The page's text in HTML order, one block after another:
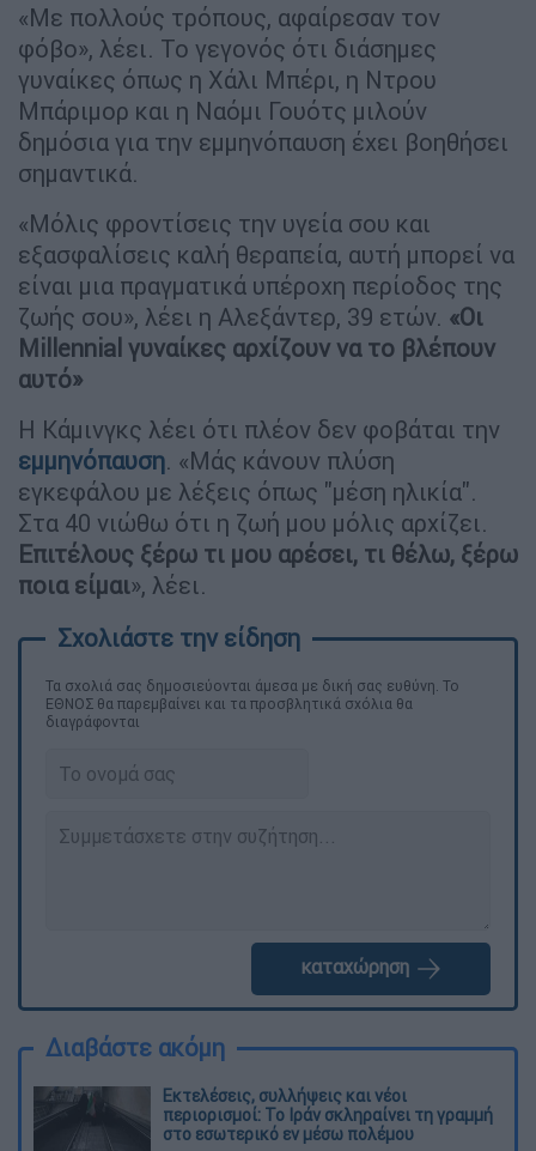
«Με πολλούς τρόπους, αφαίρεσαν τον
φόβο», λέει. Το γεγονός ότι διάσημες
γυναίκες όπως η Χάλι Μπέρι, η Ντρου
Μπάριμορ και η Ναόμι Γουότς μιλούν
δημόσια για την εμμηνόπαυση έχει βοηθήσει
σημαντικά.
«Μόλις φροντίσεις την υγεία σου και
εξασφαλίσεις καλή θεραπεία, αυτή μπορεί να
είναι μια πραγματικά υπέροχη περίοδος της
ζωής σου», λέει η Αλεξάντερ, 39 ετών. «Οι
Millennial γυναίκες αρχίζουν να το βλέπουν
αυτό»
Η Κάμινγκς λέει ότι πλέον δεν φοβάται την
εμμηνόπαυση. «Μάς κάνουν πλύση
εγκεφάλου με λέξεις όπως ''μέση ηλικία''.
Στα 40 νιώθω ότι η ζωή μου μόλις αρχίζει.
Επιτέλους ξέρω τι μου αρέσει, τι θέλω, ξέρω
ποια είμαι», λέει.
Τα σχολιά σας δημοσιεύονται άμεσα με δική σας ευθύνη. Το
ΕΘΝΟΣ θα παρεμβαίνει και τα προσβλητικά σχόλια θα
διαγράφονται
καταχώρηση
Διαβάστε ακόμη
Εκτελέσεις, συλλήψεις και νέοι
περιορισμοί: Το Ιράν σκληραίνει τη γραμμή
στο εσωτερικό εν μέσω πολέμου